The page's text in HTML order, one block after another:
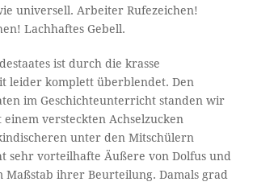
universell. Arbeiter Rufezeichen!
Lachhaftes Gebell.
ist durch die krasse
leider komplett überblendet. Den
im Geschichteunterricht standen wir
versteckten Achselzucken
unter den Mitschülern
sehr vorteilhafte Äußere von Dolfus und
Maßstab ihrer Beurteilung. Damals grad